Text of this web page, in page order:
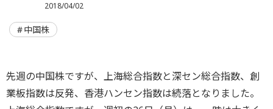
2018/04/02
中国株
先週の中国株ですが、上海総合指数と深セン総合指数、創
業板指数は反発、香港ハンセン指数は続落となりました。